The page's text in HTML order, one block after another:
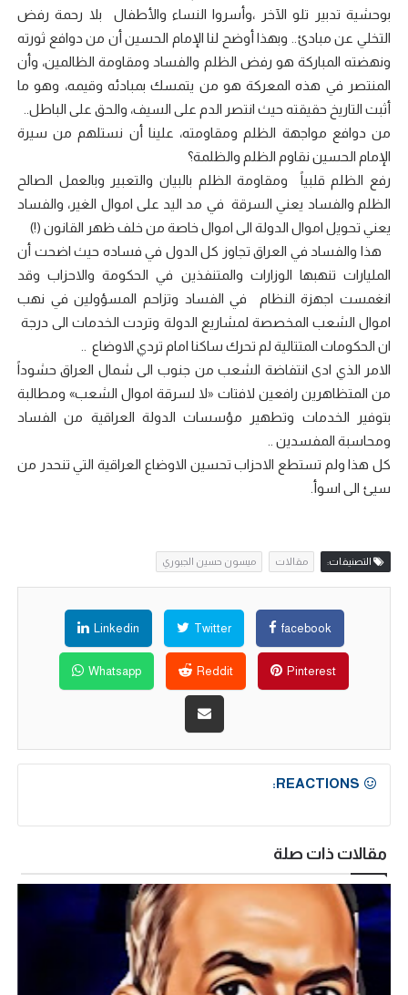
بوحشية تدبير تلو الآخر ،وأسروا النساء والأطفال بلا رحمة رفض
التخلي عن مبادئ.. وبهذا أوضح لنا الإمام الحسين أن من دوافع ثورته
ونهضته المباركة هو رفض الظلم والفساد ومقاومة الظالمين، وأن
المنتصر في هذه المعركة هو من يتمسك بمبادئه وقيمه، وهو ما
أثبت التاريخ حقيقته حيث انتصر الدم على السيف، والحق على الباطل..
من دوافع مواجهة الظلم ومقاومته، علينا أن نستلهم من سيرة
الإمام الحسين نقاوم الظلم والظلمة؟
رفع الظلم قلبياً ومقاومة الظلم بالبيان والتعبير وبالعمل الصالح
الظلم والفساد يعني السرقة في مد اليد على اموال الغير، والفساد
يعني تحويل اموال الدولة الى اموال خاصة من خلف ظهر القانون (!)
هذا والفساد في العراق تجاوز كل الدول في فساده حيث اضحت أن
المليارات تنهبها الوزارات والمتنفذين في الحكومة والاحزاب وقد
انغمست اجهزة النظام في الفساد وتزاحم المسؤولين في نهب
اموال الشعب المخصصة لمشاريع الدولة وتردت الخدمات الى درجة
ان الحكومات المتتالية لم تحرك ساكنا امام تردي الاوضاع ..
الامر الذي ادى انتفاضة الشعب من جنوب الى شمال العراق حشوداً
من المتظاهرين رافعين لافتات «لا لسرقة اموال الشعب» ومطالبة
بتوفير الخدمات وتطهير مؤسسات الدولة العراقية من الفساد
ومحاسبة المفسدين ..
كل هذا ولم تستطع الاحزاب تحسين الاوضاع العراقية التي تنحدر من
سيئ الى اسوأ.
التصنيفات: مقالات ميسون حسين الجبوري
facebook
Twitter
Linkedin
Pinterest
Reddit
Whatsapp
REACTIONS:
مقالات ذات صلة